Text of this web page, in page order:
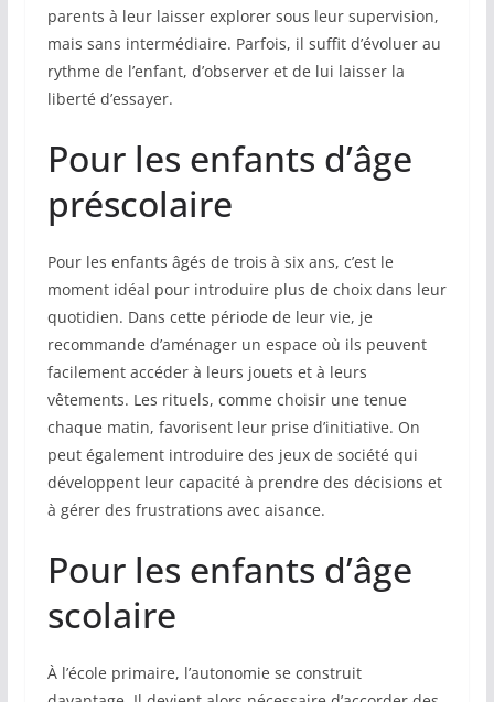
parents à leur laisser explorer sous leur supervision,
mais sans intermédiaire. Parfois, il suffit d’évoluer au
rythme de l’enfant, d’observer et de lui laisser la
liberté d’essayer.
Pour les enfants d’âge
préscolaire
Pour les enfants âgés de trois à six ans, c’est le
moment idéal pour introduire plus de choix dans leur
quotidien. Dans cette période de leur vie, je
recommande d’aménager un espace où ils peuvent
facilement accéder à leurs jouets et à leurs
vêtements. Les rituels, comme choisir une tenue
chaque matin, favorisent leur prise d’initiative. On
peut également introduire des jeux de société qui
développent leur capacité à prendre des décisions et
à gérer des frustrations avec aisance.
Pour les enfants d’âge
scolaire
À l’école primaire, l’autonomie se construit